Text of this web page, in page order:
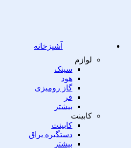
آشپزخانه
لوازم
سینک
هود
گاز رومیزی
فر
بیشتر
کابینت
کابینت
دستگیره یراق
بیشتر